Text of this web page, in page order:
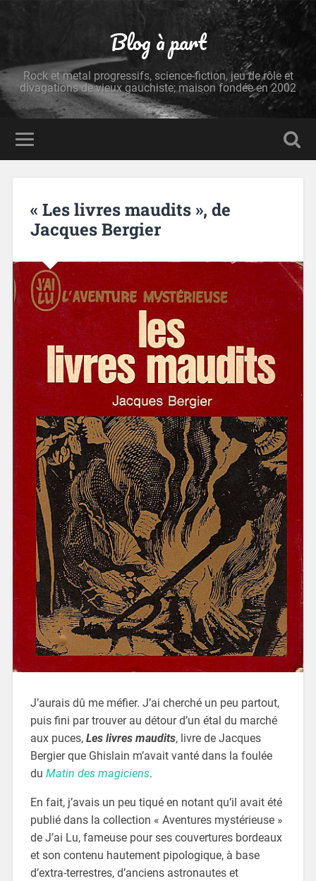
Blog à part
Rock et metal progressifs, science-fiction, jeu de rôle et
divagations de vieux gauchiste; maison fondée en 2002
« Les livres maudits », de
Jacques Bergier
J’aurais dû me méfier. J’ai cherché un peu partout,
puis fini par trouver au détour d’un étal du marché
aux puces, Les livres maudits, livre de Jacques
Bergier que Ghislain m’avait vanté dans la foulée
du Matin des magiciens.
En fait, j’avais un peu tiqué en notant qu’il avait été
publié dans la collection « Aventures mystérieuse »
de J’ai Lu, fameuse pour ses couvertures bordeaux
et son contenu hautement pipologique, à base
d’extra-terrestres, d’anciens astronautes et